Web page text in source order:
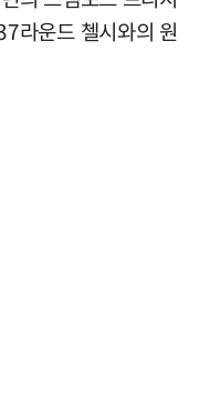
라운드 첼시와의 원